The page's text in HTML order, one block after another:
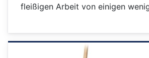
fleißigen Arbeit von einigen